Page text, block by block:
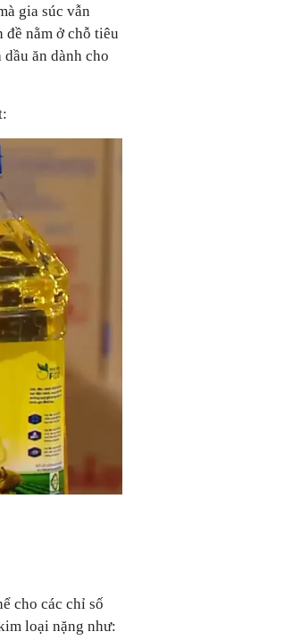
gia súc vẫn
đề nằm ở chỗ tiêu
ăn dành cho
cho các chỉ số
loại nặng như: